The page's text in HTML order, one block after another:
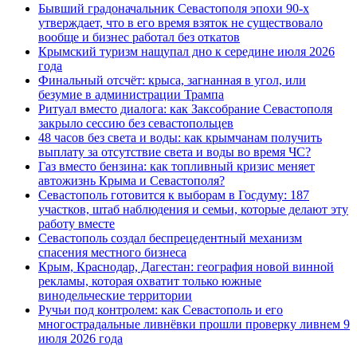
Бывший градоначальник Севастополя эпохи 90-х
утверждает, что в его время взяток не существовало
вообще и бизнес работал без откатов
Крымский туризм нащупал дно к середине июля 2026
года
Финальный отсчёт: крыса, загнанная в угол, или
безумие в администрации Трампа
Ритуал вместо диалога: как Заксобрание Севастополя
закрыло сессию без севастопольцев
48 часов без света и воды: как крымчанам получить
выплату за отсутствие света и воды во время ЧС?
Газ вместо бензина: как топливный кризис меняет
автожизнь Крыма и Севастополя?
Севастополь готовится к выборам в Госдуму: 187
участков, штаб наблюдения и семьи, которые делают эту
работу вместе
Севастополь создал беспрецедентный механизм
спасения местного бизнеса
Крым, Краснодар, Дагестан: география новой винной
рекламы, которая охватит только южные
винодельческие территории
Ручьи под контролем: как Севастополь и его
многострадальные ливнёвки прошли проверку ливнем 9
июля 2026 года